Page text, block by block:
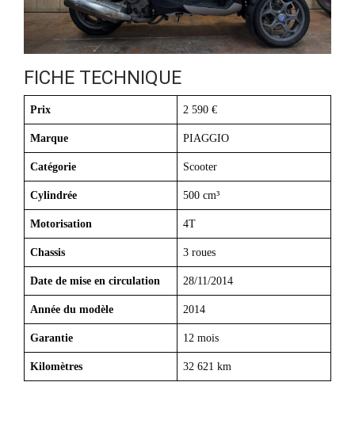
FICHE TECHNIQUE
Prix 2 590 €
Marque PIAGGIO
Catégorie Scooter
Cylindrée 500 cm³
Motorisation 4T
Chassis 3 roues
Date de mise en circulation 28/11/2014
Année du modèle 2014
Garantie 12 mois
Kilomètres 32 621 km